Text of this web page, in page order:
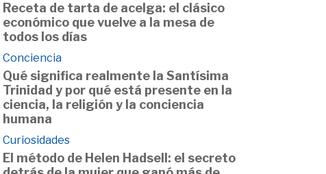
Receta de tarta de acelga: el clásico
económico que vuelve a la mesa de
todos los días
Conciencia
Qué significa realmente la Santísima
Trinidad y por qué está presente en la
ciencia, la religión y la conciencia
humana
Curiosidades
El método de Helen Hadsell: el secreto